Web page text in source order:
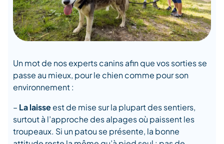
Un mot de nos experts canins afin que vos sorties se
passe au mieux, pour le chien comme pour son
environnement :
– La laisseest de mise sur la plupart des sentiers,
surtout à l’approche des alpages où paissent les
troupeaux. Si un patou se présente, la bonne